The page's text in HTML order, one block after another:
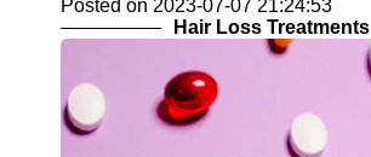
Posted on 2023-07-07 21:24:53
Hair Loss Treatments